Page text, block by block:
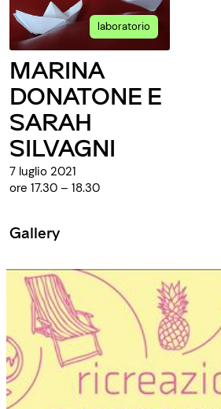
laboratorio
MARINA
DONATONE E
SARAH
SILVAGNI
7 luglio 2021
ore 17.30 – 18.30
Gallery